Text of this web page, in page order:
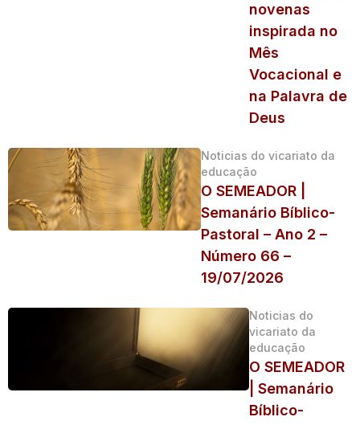
novenas
inspirada no
Mês
Vocacional e
na Palavra de
Deus
Noticias do vicariato da
educação
O SEMEADOR |
Semanário Bíblico-
Pastoral – Ano 2 –
Número 66 –
19/07/2026
Noticias do
vicariato da
educação
O SEMEADOR
| Semanário
Bíblico-